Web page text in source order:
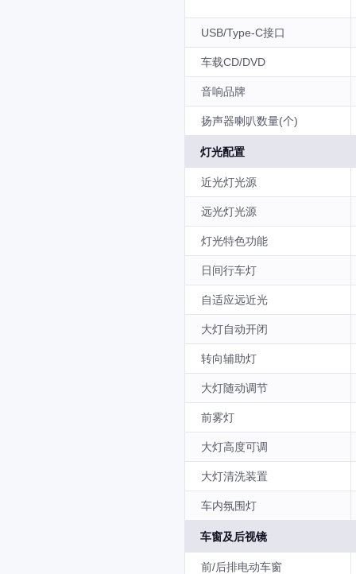
USB/Type-C接口
车载CD/DVD
音响品牌
扬声器喇叭数量(个)
灯光配置
近光灯光源
远光灯光源
灯光特色功能
日间行车灯
自适应远近光
大灯自动开闭
转向辅助灯
大灯随动调节
前雾灯
大灯高度可调
大灯清洗装置
车内氛围灯
车窗及后视镜
前/后排电动车窗